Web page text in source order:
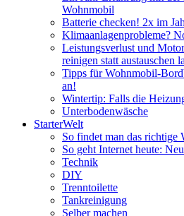
Wohnmobil
Batterie checken! 2x im
Klimaanlagenprobleme?
Leistungsverlust und
reinigen statt austauschen
Tipps für Wohnmobil-
an!
Wintertip: Falls die
Unterbodenwäsche
StarterWelt
So findet man das richtige
So geht Internet heute:
Technik
DIY
Trenntoilette
Tankreinigung
Selber machen